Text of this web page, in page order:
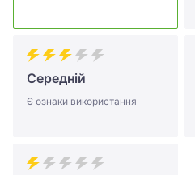
Середній
Є ознаки використання